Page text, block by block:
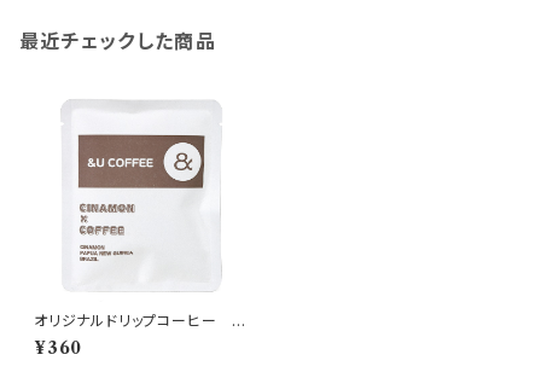
最近チェックした商品
オリジナルドリップコーヒー シ
ナモンを添えて
¥360